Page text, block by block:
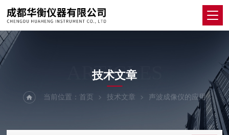
ARTICLES
技术文章
当前位置： 首页 技术文章 声波成像仪的应用